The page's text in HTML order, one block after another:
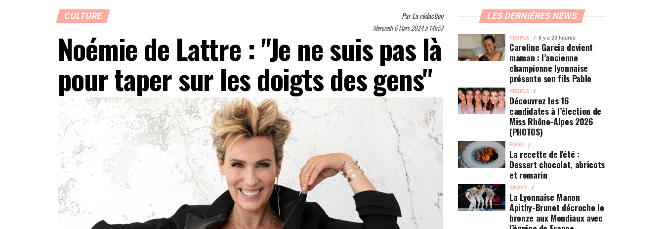
CULTURE ParLa rédaction
Mercredi 6 Mars 2024 à 14h53
Noémie de Lattre : "Je ne suis pas là
pour taper sur les doigts des gens"
LES DERNIÈRES NEWS
PEOPLE Il y a 23 heures
Caroline Garcia devient
maman : l’ancienne
championne lyonnaise
présente son fils Pablo
PEOPLE
Découvrez les 16
candidates à l’élection de
Miss Rhône-Alpes 2026
(PHOTOS)
FOOD
La recette de l'été :
Dessert chocolat, abricots
et romarin
SPORT
La Lyonnaise Manon
Apithy-Brunet décroche le
bronze aux Mondiaux avec